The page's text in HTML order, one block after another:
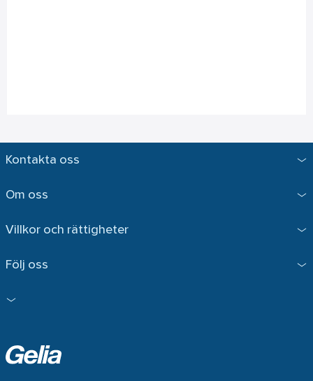
Kontakta oss
Om oss
Villkor och rättigheter
Följ oss